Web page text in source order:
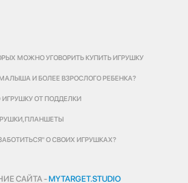
МОЖНО УГОВОРИТЬ КУПИТЬ ИГРУШКУ
И БОЛЕЕ ВЗРОСЛОГО РЕБЕНКА?
ОТ ПОДДЕЛКИ
О СВОИХ ИГРУШКАХ?
САЙТА -MYTARGET.STUDIO